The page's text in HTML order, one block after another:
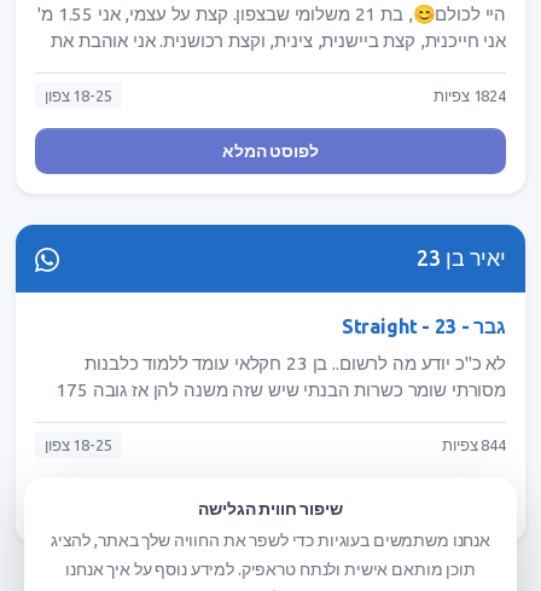
⁣היי לכולם😊, בת 21 משלומי שבצפון. קצת על עצמי, אני 1.55 מ'
אני חייכנית, קצת ביישנית, צינית, וקצת רכושנית. אני אוהבת את
הדדי בסיסי, נאמנות וכנות. מחפשת מישהו שאפשר לעשות איתו
NETFLIX. חשוב לי שיהיה אדם סבלני, חם, יציב, שיבין את
הצרכים שלי ויכבד אותם. אשמח להכיר☺ shiri_avilea@
1824 צפיות 18-25 צפון
לפוסט המלא
יאיר בן 23
גבר - Straight - 23
לא כ"כ יודע מה לרשום.. בן 23 חקלאי עומד ללמוד כלבנות
מסורתי שומר כשרות הבנתי שיש שזה משנה להן אז גובה 175
844 צפיות 18-25 צפון
לפוסט המלא
שיפור חווית הגלישה
אנחנו משתמשים בעוגיות כדי לשפר את החוויה שלך באתר, להציג
תוכן מותאם אישית ולנתח טראפיק. למידע נוסף על איך אנחנו